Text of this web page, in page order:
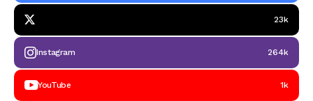
23k
Instagram 264k
YouTube 1k